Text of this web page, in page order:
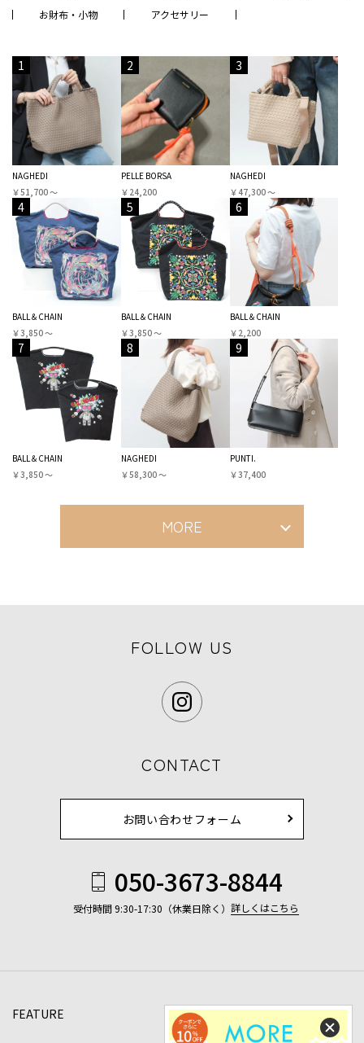
お財布・小物
アクセサリー
1
NAGHEDI
￥51,700 〜
2
PELLE BORSA
￥24,200
3
NAGHEDI
￥47,300 〜
4
BALL＆CHAIN
￥3,850 〜
5
BALL＆CHAIN
￥3,850 〜
6
BALL＆CHAIN
￥2,200
7
BALL＆CHAIN
￥3,850 〜
8
NAGHEDI
￥58,300 〜
9
PUNTI.
￥37,400
MORE
FOLLOW US
CONTACT
お問い合わせフォーム
050-3673-8844
受付時間 9:30-17:30（休業日除く） 詳しくはこちら
FEATURE